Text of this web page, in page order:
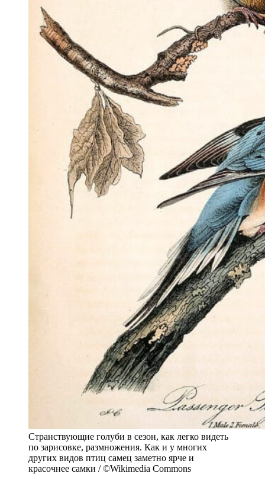
Странствующие голуби в сезон, как легко видеть
по зарисовке, размножения. Как и у многих
других видов птиц самец заметно ярче и
красочнее самки / ©Wikimedia Commons